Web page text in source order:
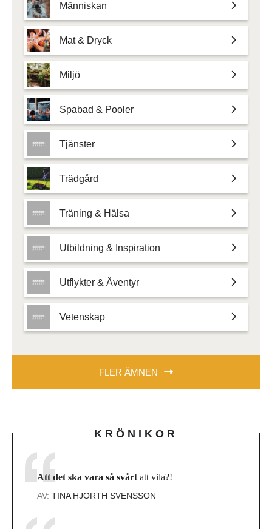
Människan
Mat & Dryck
Miljö
Spabad & Pooler
Tjänster
Trädgård
Träning & Hälsa
Utbildning & Inspiration
Utflykter & Äventyr
Vetenskap
FLER ÄMNEN
KRÖNIKOR
Att det ska vara så svårt att vila?!
AV: TINA HJORTH SVENSSON